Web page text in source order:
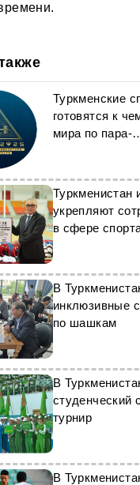
Туркменские
готовятся к
мира по пара-
Туркменистан
укрепляют
в сфере
В
инклюзивные
по шашкам
В
студенческий
турнир
В